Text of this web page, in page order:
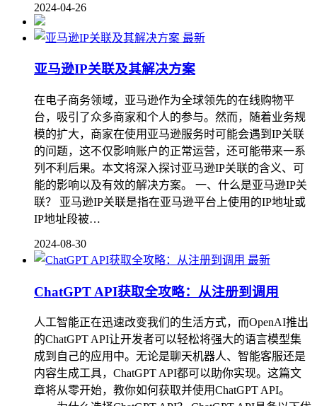
2024-04-26
最新
亚马逊IP关联及其解决方案
在电子商务领域，亚马逊作为全球领先的在线购物平
台，吸引了众多商家和个人的参与。然而，随着业务规
模的扩大，商家在使用亚马逊服务时可能会遇到IP关联
的问题，这不仅影响账户的正常运营，还可能带来一系
列不利后果。本文将深入探讨亚马逊IP关联的含义、可
能的影响以及有效的解决方案。 一、什么是亚马逊IP关
联？ 亚马逊IP关联是指在亚马逊平台上使用的IP地址或
IP地址段被…
2024-08-30
最新
ChatGPT API获取全攻略：从注册到调用
人工智能正在迅速改变我们的生活方式，而OpenAI推出
的ChatGPT API让开发者可以轻松将强大的语言模型集
成到自己的应用中。无论是聊天机器人、智能客服还是
内容生成工具，ChatGPT API都可以助你实现。这篇文
章将从零开始，教你如何获取并使用ChatGPT API。